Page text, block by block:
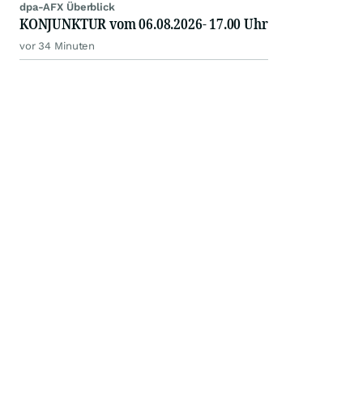
dpa-AFX Überblick
KONJUNKTUR vom 06.08.2026- 17.00 Uhr
vor 34 Minuten